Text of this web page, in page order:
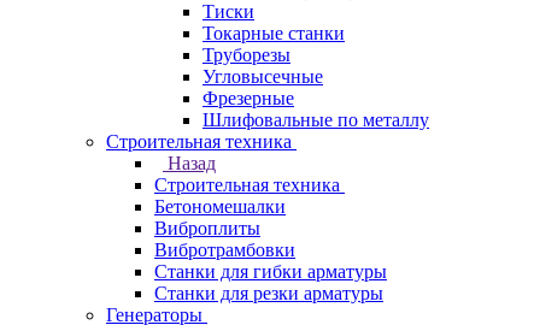
Тиски
Токарные станки
Труборезы
Угловысечные
Фрезерные
Шлифовальные по металлу
Строительная техника
Назад
Строительная техника
Бетономешалки
Виброплиты
Вибротрамбовки
Станки для гибки арматуры
Станки для резки арматуры
Генераторы